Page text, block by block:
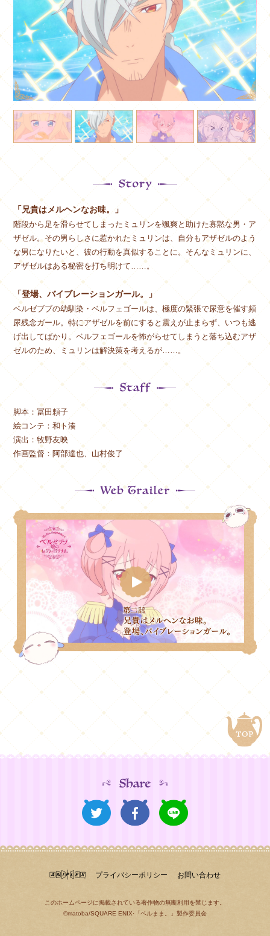
「兄貴はメルヘンなお味。」
階段から足を滑らせてしまったミュリンを颯爽と助けた寡黙な男・ア
ザゼル。その男らしさに惹かれたミュリンは、自分もアザゼルのよう
な男になりたいと、彼の行動を真似することに。そんなミュリンに、
アザゼルはある秘密を打ち明けて……。
「登場、バイブレーションガール。」
ベルゼブブの幼馴染・ベルフェゴールは、極度の緊張で尿意を催す頻
尿残念ガール。特にアザゼルを前にすると震えが止まらず、いつも逃
げ出してばかり。ベルフェゴールを怖がらせてしまうと落ち込むアザ
ゼルのため、ミュリンは解決策を考えるが……。
脚本：冨田頼子
絵コンテ：和ト湊
演出：牧野友映
作画監督：阿部達也、山村俊了
プライバシーポリシー お問い合わせ
このホームページに掲載されている著作物の無断利用を禁じます。
©matoba/SQUARE ENIX·「ベルまま。」製作委員会